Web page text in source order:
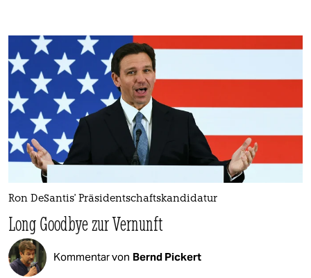
Ron DeSantis' Präsidentschaftskandidatur
Long Goodbye zur Vernunft
Kommentar von Bernd Pickert